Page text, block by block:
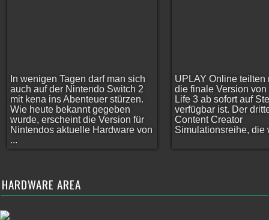
In wenigen Tagen darf man sich
auch auf der Nintendo Switch 2
mit kena ins Abenteuer stürzen.
Wie heute bekannt gegeben
wurde, erscheint die Version für
Nintendos aktuelle Hardware von
...
UPLAY Online teilten
die finale Version von
Life 3 ab sofort auf
verfügbar ist. Der
Content Creator
Simulationsreihe, die
HARDWARE AREA